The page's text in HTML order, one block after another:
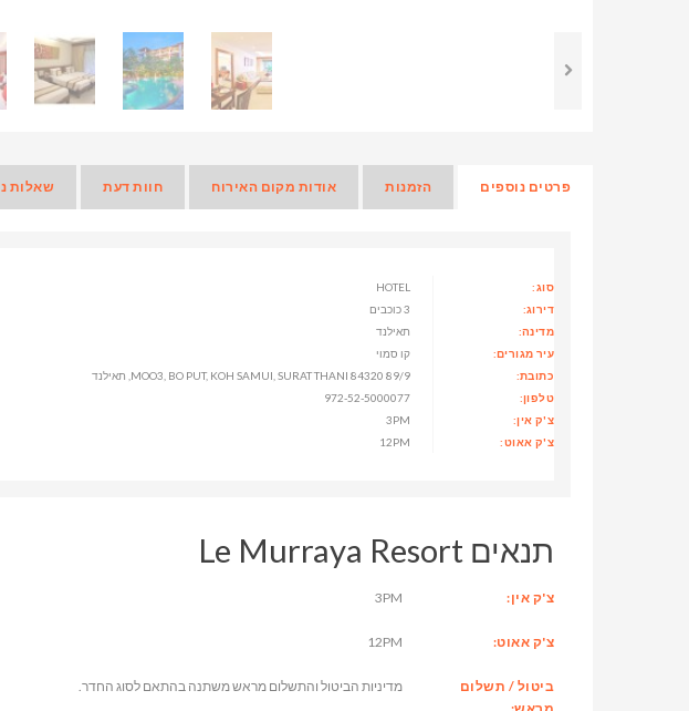
פרטים נוספים הזמנות אודות מקום האירוח חוות דעת שאלות
סוג:
HOTEL
דירוג:
3 כוכבים
מדינה:
תאילנד
עיר מגורים:
קו סמוי
כתובת:
89/9 MOO3, BO PUT, KOH SAMUI, SURAT THANI 84320, תאילנד
טלפון:
972-52-5000077
צ'ק אין:
3PM
צ'ק אאוט:
12PM
תנאים Le Murraya Resort
צ'ק אין: 3PM
צ'ק אאוט: 12PM
ביטול / תשלום
מדיניות הביטול והתשלום מראש משתנה בהתאם לסוג החדר.